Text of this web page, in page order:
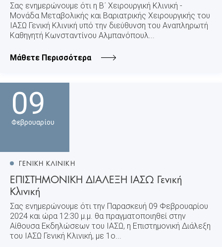
Σας ενημερώνουμε ότι η Β΄ Χειρουργική Κλινική -
Μονάδα Μεταβολικής και Βαριατρικής Χειρουργικής του
ΙΑΣΩ Γενική Κλινική υπό την διεύθυνση του Αναπληρωτή
Καθηγητή Κωνσταντίνου Αλμπανόπουλ...
Μάθετε Περισσότερα
09
Φεβρουαρίου
ΓΕΝΙΚΗ ΚΛΙΝΙΚΗ
ΕΠΙΣΤΗΜΟΝΙΚΗ ΔΙΑΛΕΞΗ ΙΑΣΩ Γενική
Κλινική
Σας ενημερώνουμε ότι την Παρασκευή 09 Φεβρουαρίου
2024 και ώρα 12:30 μ.μ. θα πραγματοποιηθεί στην
Αίθουσα Εκδηλώσεων του ΙΑΣΩ, η Επιστημονική Διάλεξη
του ΙΑΣΩ Γενική Κλινική, με 1ο...